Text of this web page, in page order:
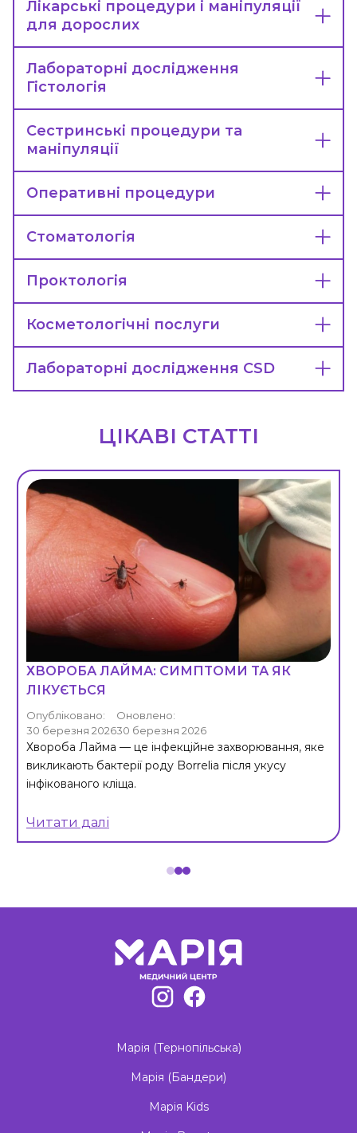
Лікарські процедури і маніпуляції
для дорослих
Лабораторні дослідження
Гістологія
Сестринські процедури та
маніпуляції
Оперативні процедури
Стоматологія
Проктологія
Косметологічні послуги
Лабораторні дослідження CSD
ЦІКАВІ СТАТТІ
ХВОРОБА ЛАЙМА: СИМПТОМИ ТА ЯК
ЛІКУЄТЬСЯ
Опубліковано:
30 березня 2026
Оновлено:
30 березня 2026
Хвороба Лайма — це інфекційне захворювання, яке
викликають бактерії роду Borrelia після укусу
інфікованого кліща.
Читати далі
1
Марія (Тернопільська)
Марія (Бандери)
Марія Kids